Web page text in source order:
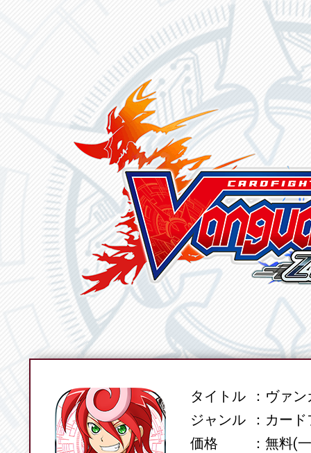
SPECタイトル
ヴァン
ジャンル
カード
価格
無料(